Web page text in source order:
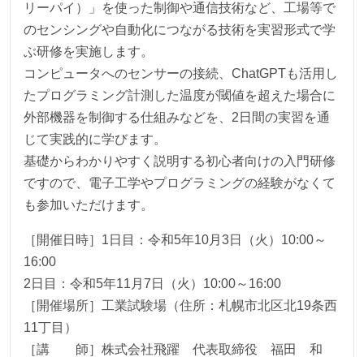
リーパイ）」を使った制御や通信技術など、工場等で
のセンシングや自動化につながる技術を実習形式で学
ぶ研修を実施します。
コンピュータへのセンサーの接続、ChatGPTも活用し
たプログラミング計測した温度が閾値を超えた場合に
外部機器を制御する仕組みなどを、2日間の実習を通
じて実践的に学びます。
基礎からわかりやすく説明する初心者向けの入門研修
ですので、電子工学やプログラミングの経験がなくて
も参加いただけます。
［開催日時］1日目：令和5年10月3日（火）10:00～
16:00
2日目：令和5年11月7日（火）10:00～16:00
［開催場所］工業試験場（住所：札幌市北区北19条西
11丁目）
［講 師］株式会社飛躍 代表取締役 福田 和